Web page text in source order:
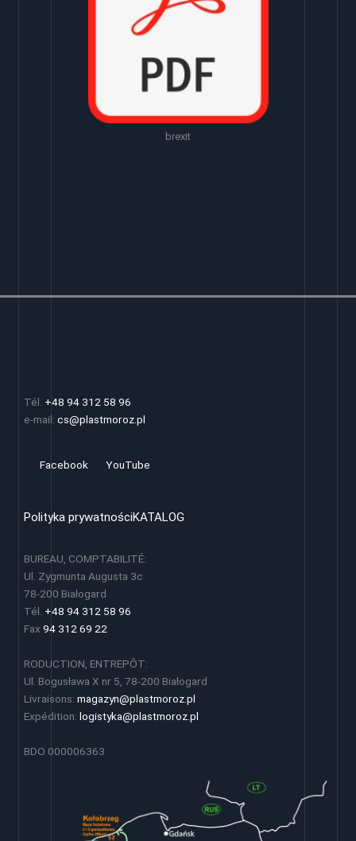
brexit
Tél. +48 94 312 58 96
e-mail: cs@plastmoroz.pl
Facebook YouTube
Polityka prywatnościKATALOG
BUREAU, COMPTABILITÉ:
Ul. Zygmunta Augusta 3c
78-200 Białogard
Tél. +48 94 312 58 96
Fax 94 312 69 22
RODUCTION, ENTREPÔT:
Ul. Bogusława X nr 5, 78-200 Białogard
Livraisons: magazyn@plastmoroz.pl
Expédition: logistyka@plastmoroz.pl
BDO 000006363